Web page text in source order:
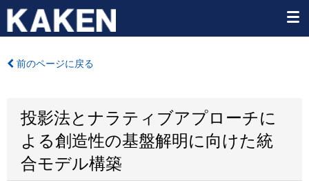
前のページに戻る
投影法とナラティブアプローチに
よる創造性の基盤解明に向けた統
合モデル構築